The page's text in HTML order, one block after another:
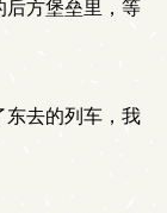
方堡垒里，等
去的列车，我